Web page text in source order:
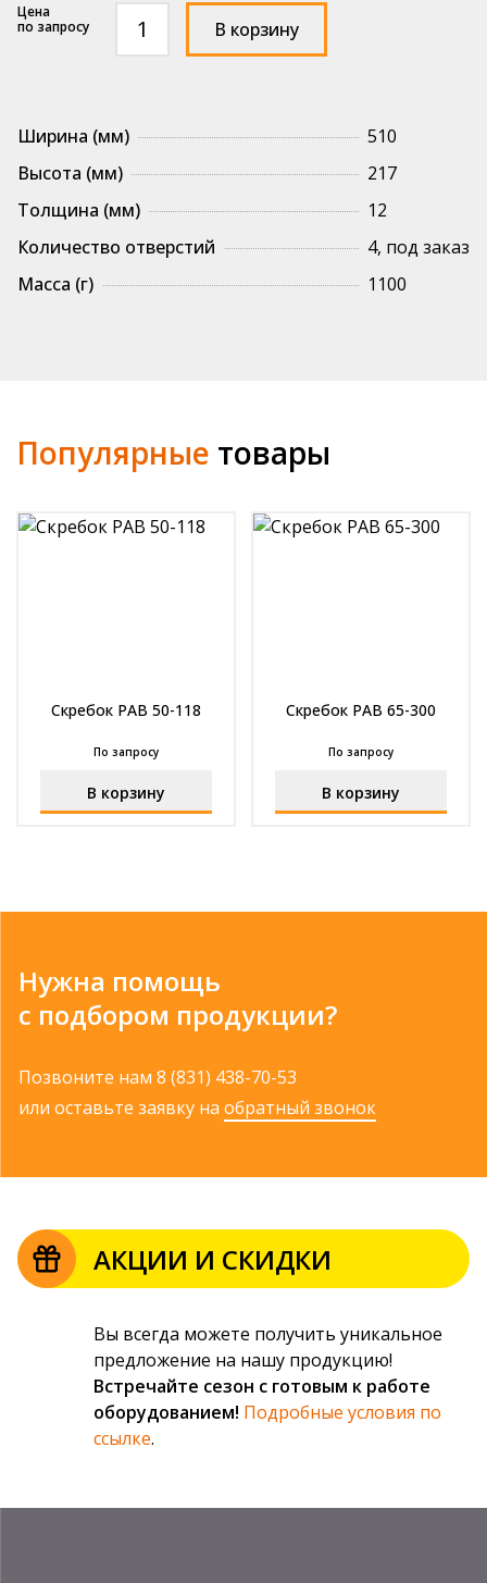
по запросу
товара
510
толщ.12мм
В корзину
Ширина (мм)
510
Высота (мм)
217
Толщина (мм)
12
Количество отверстий
4, под заказ
Масса (г)
1100
Популярные товары
Скребок РАВ 50-118
По запросу
В корзину
Скребок РАВ 65-300
По запросу
В корзину
Нужна помощь
с подбором продукции?
Позвоните нам 8 (831) 438-70-53
или оставьте заявку на обратный звонок
АКЦИИ И СКИДКИ
Вы всегда можете получить уникальное
предложение на нашу продукцию!
Встречайте сезон с готовым к работе
оборудованием! Подробные условия по
ссылке.